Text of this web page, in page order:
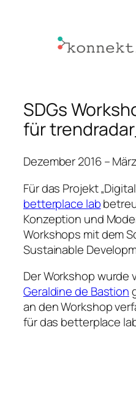
SDGs
für
Dezember 2016 –
Für das Projekt
betterplace lab
Konzeption und
Workshops mit dem
Sustainable
Der Workshop wurde
Geraldine de Bastion
an den Workshop
für das betterplace